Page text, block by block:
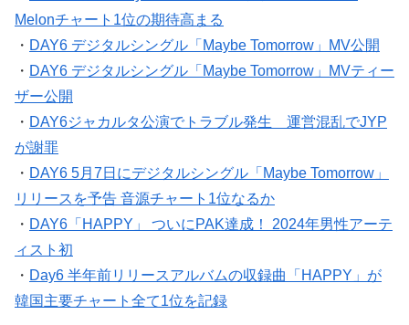
Melonチャート1位の期待高まる
・ DAY6 デジタルシングル「Maybe Tomorrow」MV公開
・ DAY6 デジタルシングル「Maybe Tomorrow」MVティー
ザー公開
・ DAY6ジャカルタ公演でトラブル発生 運営混乱でJYP
が謝罪
・ DAY6 5月7日にデジタルシングル「Maybe Tomorrow」
リリースを予告 音源チャート1位なるか
・ DAY6「HAPPY」 ついにPAK達成！ 2024年男性アーテ
ィスト初
・ Day6 半年前リリースアルバムの収録曲「HAPPY」が
韓国主要チャート全て1位を記録